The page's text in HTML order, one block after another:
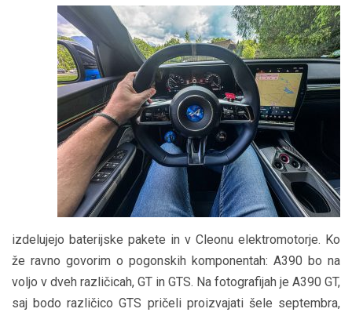
izdelujejo baterijske pakete in v Cleonu elektromotorje. Ko
že ravno govorim o pogonskih komponentah: A390 bo na
voljo v dveh različicah, GT in GTS. Na fotografijah je A390 GT,
saj bodo različico GTS pričeli proizvajati šele septembra,